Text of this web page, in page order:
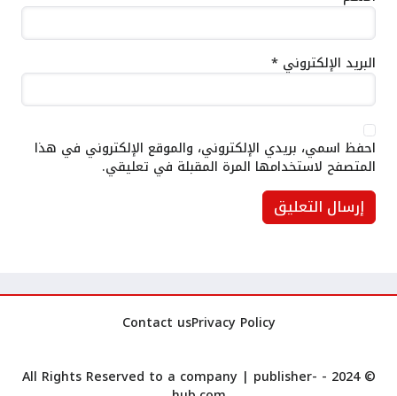
البريد الإلكتروني *
احفظ اسمي، بريدي الإلكتروني، والموقع الإلكتروني في هذا
المتصفح لاستخدامها المرة المقبلة في تعليقي.
Privacy Policy
Contact us
© 2024 - All Rights Reserved to a company |
publisher-